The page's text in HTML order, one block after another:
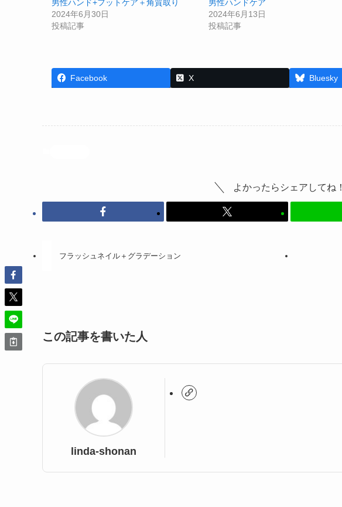
男性ハンド+フットケア＋角質取り
2024年6月30日
投稿記事
男性ハンドケア
2024年6月13日
投稿記事
Facebook X Bluesky
よかったらシェアしてね！
フラッシュネイル＋グラデーション
この記事を書いた人
linda-shonan